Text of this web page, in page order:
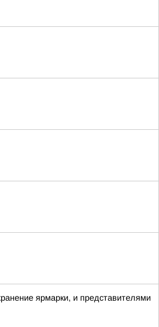
ярмарки, и представителями